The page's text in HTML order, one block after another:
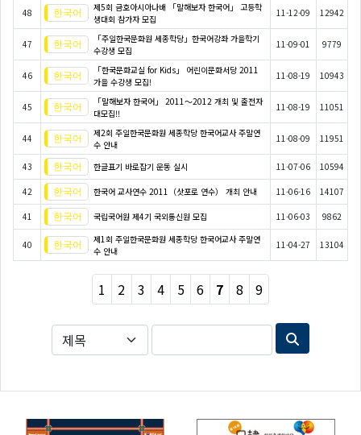
48
제5회 금호아시아나배 「말해보자 한국어」 고등학
생대회 참가자 모집
11-12-09 12942
47
「주일한국문화원 세종학당」한국어강좌 가을학기
수강생 모집
11-09-01 9779
46
「한국문화교실 for Kids」 어린이문화서당 2011
가을 수강생 모집!
11-08-19 10943
45
「말해보자 한국어」 2011～2012 개최 및 출전자
대모집!!
11-08-19 11051
44
제2회 주일한국문화원 세종학당 한국어교사 주말연
수 안내
11-08-09 11951
43 한글표기 바로잡기 운동 실시 11-07-06 10594
42 한국어 교사연수 2011（삿포로 연수） 개최 안내 11-06-16 14107
41 국립국어원 제4기 국외통신원 모집 11-06-03 9862
40
제1회 주일한국문화원 세종학당 한국어교사 주말연
수 안내
11-04-27 13104
1 2 3 4 5 6 7 8 9